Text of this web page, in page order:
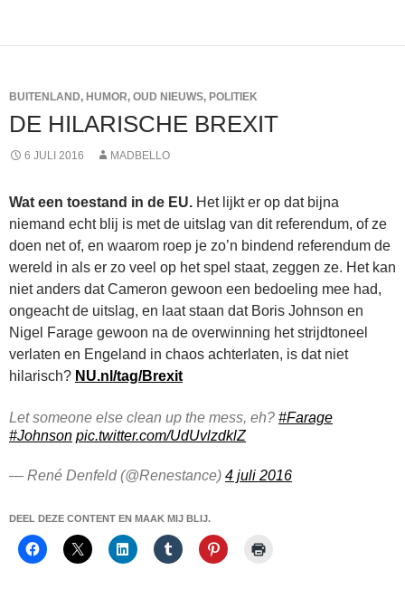
BUITENLAND, HUMOR, OUD NIEUWS, POLITIEK
DE HILARISCHE BREXIT
6 JULI 2016 MADBELLO
Wat een toestand in de EU. Het lijkt er op dat bijna
niemand echt blij is met de uitslag van dit referendum, of ze
doen net of, en waarom roep je zo’n bindend referendum de
wereld in als er zo veel op het spel staat, zeggen ze. Het kan
niet anders dat Cameron gewoon een bedoeling mee had,
ongeacht de uitslag, en laat staan dat Boris Johnson en
Nigel Farage gewoon na de overwinning het strijdtoneel
verlaten en Engeland in chaos achterlaten, is dat niet
hilarisch? NU.nl/tag/Brexit
Let someone else clean up the mess, eh? #Farage
#Johnson pic.twitter.com/UdUvlzdklZ
— René Denfeld (@Renestance) 4 juli 2016
DEEL DEZE CONTENT EN MAAK MIJ BLIJ.